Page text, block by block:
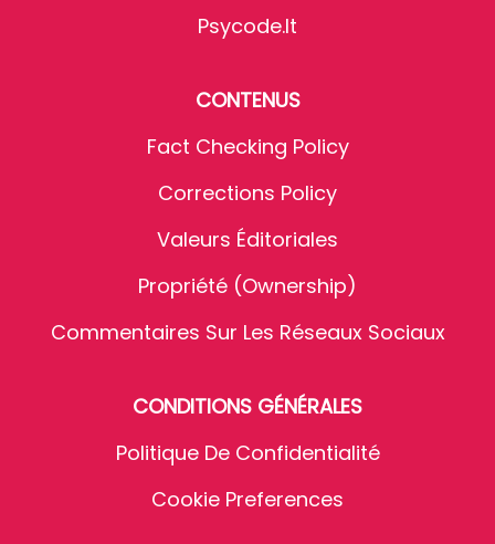
Psycode.it
CONTENUS
Fact Checking Policy
Corrections Policy
Valeurs Éditoriales
Propriété (Ownership)
Commentaires Sur Les Réseaux Sociaux
CONDITIONS GÉNÉRALES
Politique De Confidentialité
Cookie Preferences